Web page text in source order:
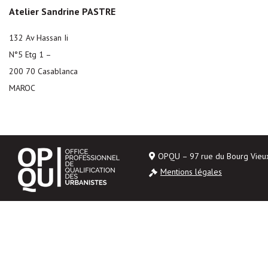
Atelier Sandrine PASTRE
132 Av Hassan Ii
N°5 Etg 1 –
200 70 Casablanca
MAROC
OPQU – 97 rue du Bourg
Mentions légales